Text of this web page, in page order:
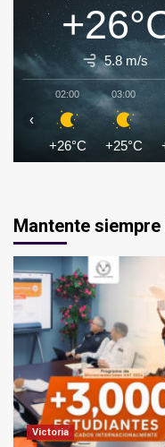
5.8 m/s
02:00
+26°C
03:00
+25°C
‹
Mantente
Victoria